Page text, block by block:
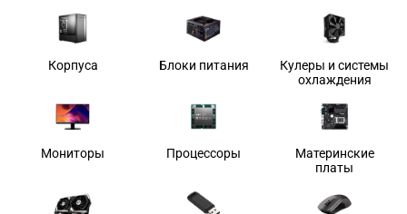
Корпуса Блоки питания
Кулеры и системы
охлаждения
Мониторы Процессоры
Материнские
платы